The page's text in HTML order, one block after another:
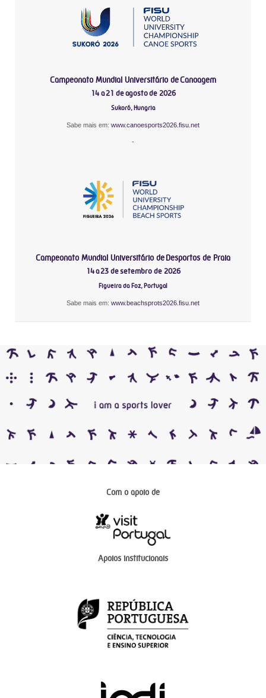
Campeonato Mundial Universitário de Canoagem
14 a 21 de agosto de 2026
Sukoró, Hungria
Sabe mais em: www.canoesports2026.fisu.net
-
Campeonato Mundial Universitário de Desportos de Praia
14 a 23 de setembro de 2026
Figueira da Foz, Portugal
Sabe mais em: www.beachsprots2026.fisu.net
Com o apoio de
Apoios institucionais